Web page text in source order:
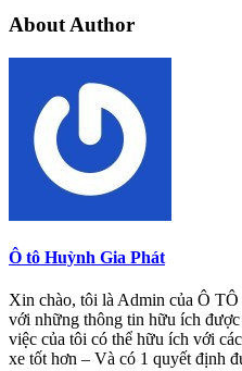
About Author
Ô tô Huỳnh Gia Phát
Xin chào, tôi là Admin của Ô
với những thông tin hữu ích
việc của tôi có thể hữu ích với
xe tốt hơn – Và có 1 quyết định